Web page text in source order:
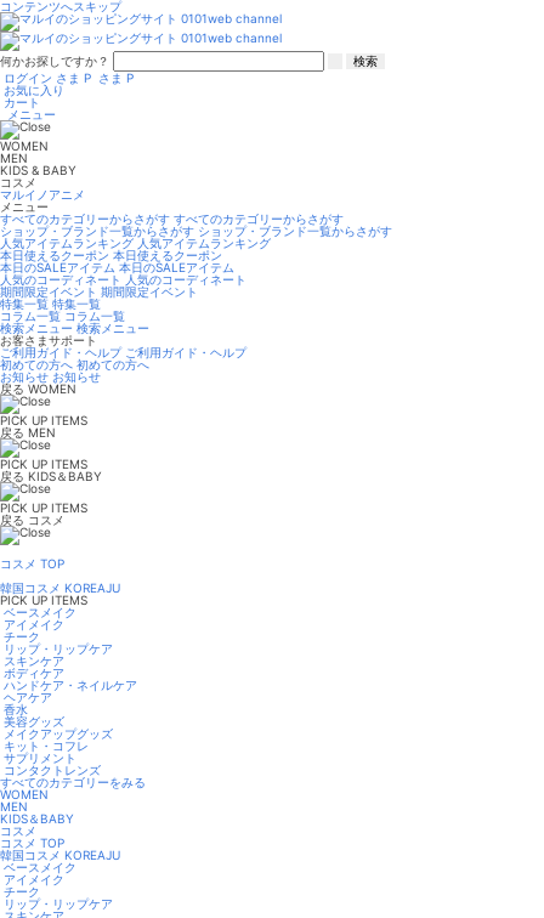
コンテンツへスキップ
何かお探しですか？
検索
ログイン さま P さま P
お気に入り
カート
メニュー
WOMEN
MEN
KIDS & BABY
コスメ
マルイノアニメ
メニュー
すべてのカテゴリーからさがす すべてのカテゴリーからさがす
ショップ・ブランド一覧からさがす ショップ・ブランド一覧からさがす
人気アイテムランキング 人気アイテムランキング
本日使えるクーポン 本日使えるクーポン
本日のSALEアイテム 本日のSALEアイテム
人気のコーディネート 人気のコーディネート
期間限定イベント 期間限定イベント
特集一覧 特集一覧
コラム一覧 コラム一覧
検索メニュー 検索メニュー
お客さまサポート
ご利用ガイド・ヘルプ ご利用ガイド・ヘルプ
初めての方へ 初めての方へ
お知らせ お知らせ
戻る WOMEN
PICK UP ITEMS
戻る MEN
PICK UP ITEMS
戻る KIDS＆BABY
PICK UP ITEMS
戻る コスメ
コスメ TOP
韓国コスメ KOREAJU
PICK UP ITEMS
ベースメイク
アイメイク
チーク
リップ・リップケア
スキンケア
ボディケア
ハンドケア・ネイルケア
ヘアケア
香水
美容グッズ
メイクアップグッズ
キット・コフレ
サプリメント
コンタクトレンズ
すべてのカテゴリーをみる
WOMEN
MEN
KIDS＆BABY
コスメ
コスメ TOP
韓国コスメ KOREAJU
ベースメイク
アイメイク
チーク
リップ・リップケア